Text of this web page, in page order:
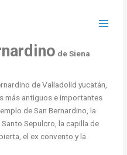
de Siena
de Valladolid yucatán,
más antiguos e importantes
de San Bernardino, la
Sepulcro, la capilla de
el ex convento y la